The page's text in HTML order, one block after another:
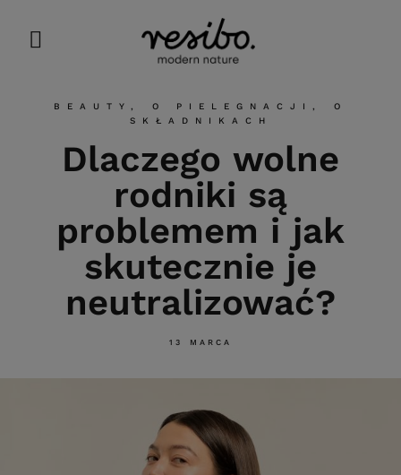
BEAUTY , O PIELEGNACJI , O
SKŁADNIKACH
Dlaczego wolne
rodniki są
problemem i jak
skutecznie je
neutralizować?
13 MARCA